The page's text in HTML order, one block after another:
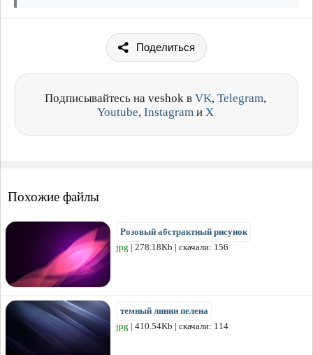
Поделиться
Подписывайтесь на veshok в VK, Telegram,
Youtube, Instagram и X
Похожие файлы
Розовый абстрактный рисунок
jpg | 278.18Kb | скачали: 156
темный линии пелена
jpg | 410.54Kb | скачали: 114